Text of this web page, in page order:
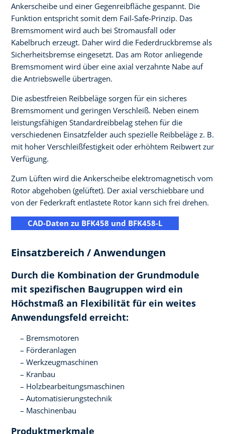
Ankerscheibe und einer Gegenreibfläche gespannt. Die
Funktion entspricht somit dem Fail-Safe-Prinzip. Das
Bremsmoment wird auch bei Stromausfall oder
Kabelbruch erzeugt. Daher wird die Federdruckbremse als
Sicherheitsbremse eingesetzt. Das am Rotor anliegende
Bremsmoment wird über eine axial verzahnte Nabe auf
die Antriebswelle übertragen.
Die asbestfreien Reibbeläge sorgen für ein sicheres
Bremsmoment und geringen Verschleiß. Neben einem
leistungsfähigen Standardreibbelag stehen für die
verschiedenen Einsatzfelder auch spezielle Reibbeläge z. B.
mit hoher Verschleißfestigkeit oder erhöhtem Reibwert zur
Verfügung.
Zum Lüften wird die Ankerscheibe elektromagnetisch vom
Rotor abgehoben (gelüftet). Der axial verschiebbare und
von der Federkraft entlastete Rotor kann sich frei drehen.
CAD-Daten zu BFK458 und BFK458-L
Einsatzbereich / Anwendungen
Durch die Kombination der Grundmodule
mit spezifischen Baugruppen wird ein
Höchstmaß an Flexibilität für ein weites
Anwendungsfeld erreicht:
Bremsmotoren
Förderanlagen
Werkzeugmaschinen
Kranbau
Holzbearbeitungsmaschinen
Automatisierungstechnik
Maschinenbau
Produktmerkmale